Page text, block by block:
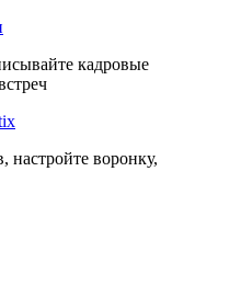
кадровые
настройте воронку,